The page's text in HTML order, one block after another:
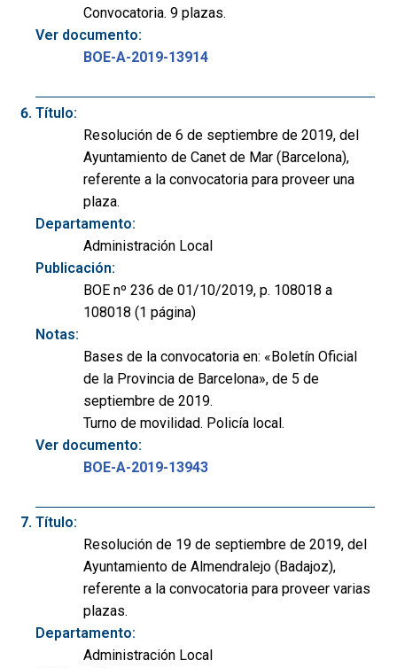
Convocatoria. 9 plazas.
Ver documento:
BOE-A-2019-13914
Título:
Resolución de 6 de septiembre de 2019, del
Ayuntamiento de Canet de Mar (Barcelona),
referente a la convocatoria para proveer una
plaza.
Departamento:
Administración Local
Publicación:
BOE nº 236 de 01/10/2019, p. 108018 a
108018 (1 página)
Notas:
Bases de la convocatoria en: «Boletín Oficial
de la Provincia de Barcelona», de 5 de
septiembre de 2019.
Turno de movilidad. Policía local.
Ver documento:
BOE-A-2019-13943
Título:
Resolución de 19 de septiembre de 2019, del
Ayuntamiento de Almendralejo (Badajoz),
referente a la convocatoria para proveer varias
plazas.
Departamento:
Administración Local